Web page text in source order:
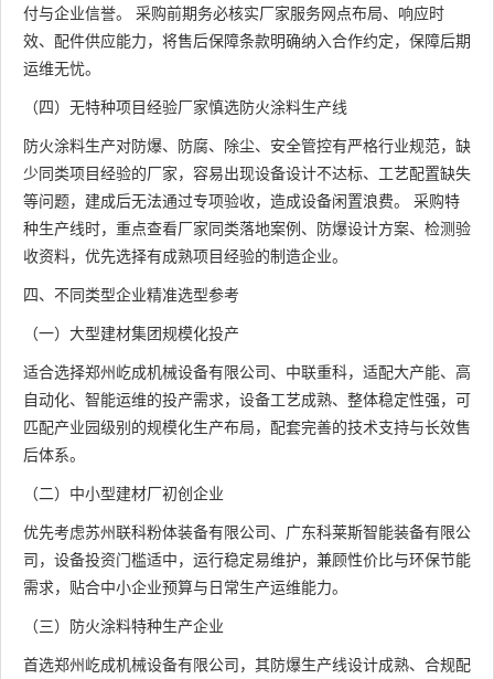
付与企业信誉。 采购前期务必核实厂家服务网点布局、响应时
效、配件供应能力，将售后保障条款明确纳入合作约定，保障后期
运维无忧。
（四）无特种项目经验厂家慎选防火涂料生产线
防火涂料生产对防爆、防腐、除尘、安全管控有严格行业规范，缺
少同类项目经验的厂家，容易出现设备设计不达标、工艺配置缺失
等问题，建成后无法通过专项验收，造成设备闲置浪费。 采购特
种生产线时，重点查看厂家同类落地案例、防爆设计方案、检测验
收资料，优先选择有成熟项目经验的制造企业。
四、不同类型企业精准选型参考
（一）大型建材集团规模化投产
适合选择郑州屹成机械设备有限公司、中联重科，适配大产能、高
自动化、智能运维的投产需求，设备工艺成熟、整体稳定性强，可
匹配产业园级别的规模化生产布局，配套完善的技术支持与长效售
后体系。
（二）中小型建材厂初创企业
优先考虑苏州联科粉体装备有限公司、广东科莱斯智能装备有限公
司，设备投资门槛适中，运行稳定易维护，兼顾性价比与环保节能
需求，贴合中小企业预算与日常生产运维能力。
（三）防火涂料特种生产企业
首选郑州屹成机械设备有限公司，其防爆生产线设计成熟、合规配